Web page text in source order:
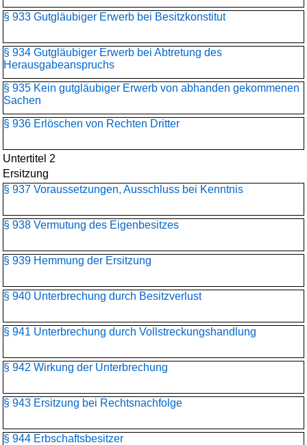
§ 933 Gutgläubiger Erwerb bei Besitzkonstitut
§ 934 Gutgläubiger Erwerb bei Abtretung des
Herausgabeanspruchs
§ 935 Kein gutgläubiger Erwerb von abhanden gekommenen
Sachen
§ 936 Erlöschen von Rechten Dritter
Untertitel 2
Ersitzung
§ 937 Voraussetzungen, Ausschluss bei Kenntnis
§ 938 Vermutung des Eigenbesitzes
§ 939 Hemmung der Ersitzung
§ 940 Unterbrechung durch Besitzverlust
§ 941 Unterbrechung durch Vollstreckungshandlung
§ 942 Wirkung der Unterbrechung
§ 943 Ersitzung bei Rechtsnachfolge
§ 944 Erbschaftsbesitzer